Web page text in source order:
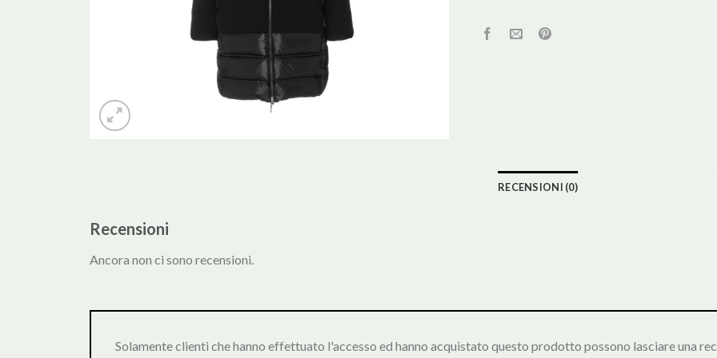
RECENSIONI (0)
Recensioni
Ancora non ci sono recensioni.
Solamente clienti che hanno effettuato l'accesso ed hanno acquistato questo prodotto possono lasciare una